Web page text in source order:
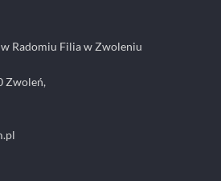
Radomiu Filia w Zwoleniu
Zwoleń,